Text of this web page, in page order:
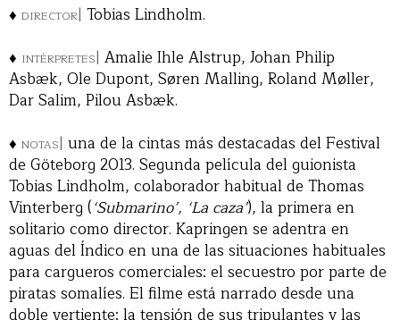
♦ director| Tobias Lindholm.
♦ intérpretes| Amalie Ihle Alstrup, Johan Philip
Asbæk, Ole Dupont, Søren Malling, Roland Møller,
Dar Salim, Pilou Asbæk.
♦ notas| una de la cintas más destacadas del Festival
de Göteborg 2013. Segunda película del guionista
Tobias Lindholm, colaborador habitual de Thomas
Vinterberg (‘Submarino’, ‘La caza’), la primera en
solitario como director. Kapringen se adentra en
aguas del Índico en una de las situaciones habituales
para cargueros comerciales: el secuestro por parte de
piratas somalíes. El filme está narrado desde una